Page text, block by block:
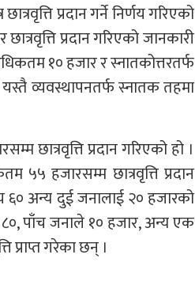
प्रदान गर्ने निर्णय गरिएको
प्रदान गरिएको जानकारी
१० हजार र स्नातकोत्तरतर्फ
यस्तै व्यवस्थापनतर्फ स्नातक तहमा
छात्रवृत्ति प्रदान गरिएको हो ।
५५ हजारसम्म छात्रवृत्ति प्रदान
अन्य दुई जनालाई २० हजारको
पाँच जनाले १० हजार, अन्य एक
गरेका छन् ।